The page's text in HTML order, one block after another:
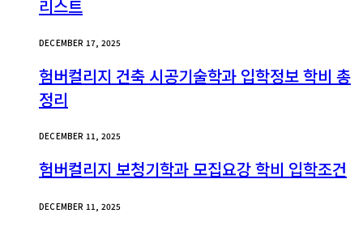
리스트
DECEMBER 17, 2025
험버컬리지 건축 시공기술학과 입학정보 학비 총
정리
DECEMBER 11, 2025
험버컬리지 보청기학과 모집요강 학비 입학조건
DECEMBER 11, 2025